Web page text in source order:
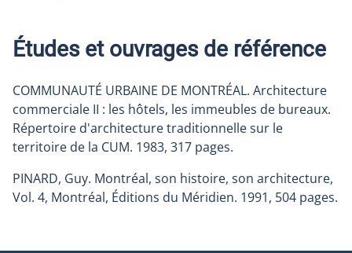
Études et ouvrages de référence
COMMUNAUTÉ URBAINE DE MONTRÉAL. Architecture
commerciale II : les hôtels, les immeubles de bureaux.
Répertoire d'architecture traditionnelle sur le
territoire de la CUM. 1983, 317 pages.
PINARD, Guy. Montréal, son histoire, son architecture,
Vol. 4, Montréal, Éditions du Méridien. 1991, 504 pages.